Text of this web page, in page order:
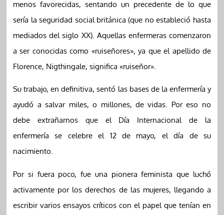
menos favorecidas, sentando un precedente de lo que
sería la seguridad social británica (que no estableció hasta
mediados del siglo XX). Aquellas enfermeras comenzaron
a ser conocidas como «ruiseñores», ya que el apellido de
Florence, Nigthingale, significa «ruiseñor».
Su trabajo, en definitiva, sentó las bases de la enfermería y
ayudó a salvar miles, o millones, de vidas. Por eso no
debe extrañarnos que el Día Internacional de la
enfermería se celebre el 12 de mayo, el día de su
nacimiento.
Por si fuera poco, fue una pionera feminista que luchó
activamente por los derechos de las mujeres, llegando a
escribir varios ensayos críticos con el papel que tenían en